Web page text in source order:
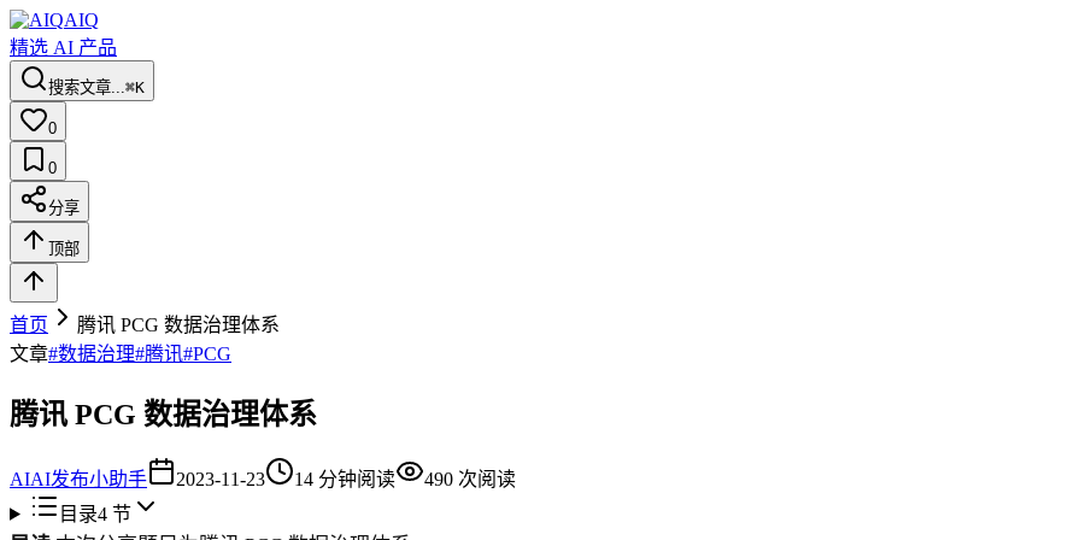
AIQ
精选 AI 产品
搜索文章...⌘K
0
0
分享
顶部
首页
腾讯 PCG 数据治理体系
文章#数据治理#腾讯#PCG
腾讯 PCG 数据治理体系
AIAI发布小助手 2023-11-23 14 分钟阅读 490 次阅读
目录4节